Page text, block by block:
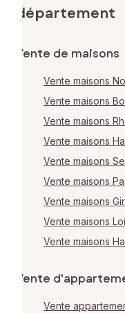
département
Vente de maisons
Vente maisons
Vente maisons
Vente maisons
Vente maisons
Vente maisons
Vente maisons
Vente maisons
Vente maisons
Vente maisons
Vente
Vente